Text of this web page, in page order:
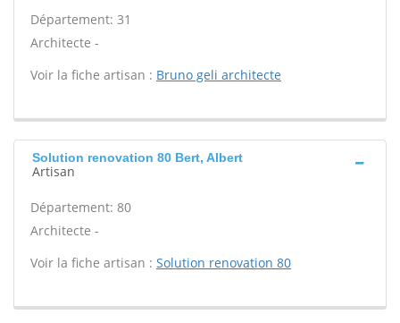
Département: 31
Architecte -
Voir la fiche artisan : Bruno geli architecte
Solution renovation 80 Bert, Albert
Artisan
Département: 80
Architecte -
Voir la fiche artisan : Solution renovation 80